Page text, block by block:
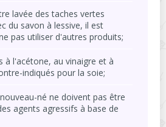
lavée des taches vertes
du savon à lessive, il est
pas utiliser d'autres produits;
à l'acétone, au vinaigre et à
indiqués pour la soie;
né ne doivent pas être
agents agressifs à base de